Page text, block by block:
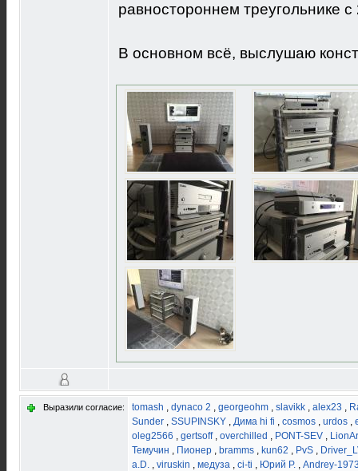
равностороннем треугольнике
В основном всё, выслушаю
Выразили согласие: tomash , dynaco 2 , georgeohm , slavikk , alex23 ,
Sunder , SSUPINSKY , Дима hi fi , cosmos , urdos ,
oleg2566 , gertsoff, overchilled , PONT-SEV ,
Темучин , Пионер , bramms , kun62 , PvS ,
a.D. , viruskin , медуза , ci-ti , Юрий Р. , Andrey-